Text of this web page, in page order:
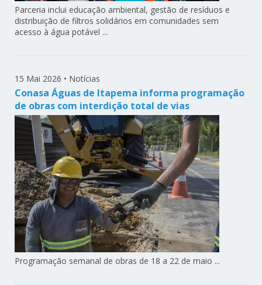
Parceria inclui educação ambiental, gestão de resíduos e
distribuição de filtros solidários em comunidades sem
acesso à água potável ...
15 Mai 2026 • Notícias
Conasa Águas de Itapema informa programação
de obras com interdição total de vias
Programação semanal de obras de 18 a 22 de maio ...